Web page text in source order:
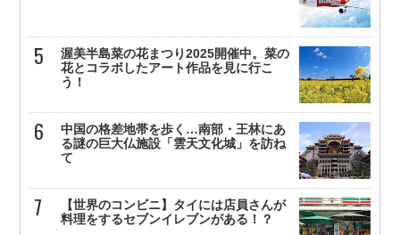
渥美半島菜の花まつり2025開催中。菜の
花とコラボしたアート作品を見に行こ
う！
中国の格差地帯を歩く…南部・王林にあ
る謎の巨大仏施設「雲天文化城」を訪ね
て
【世界のコンビニ】タイには店員さんが
料理をするセブンイレブンがある！？